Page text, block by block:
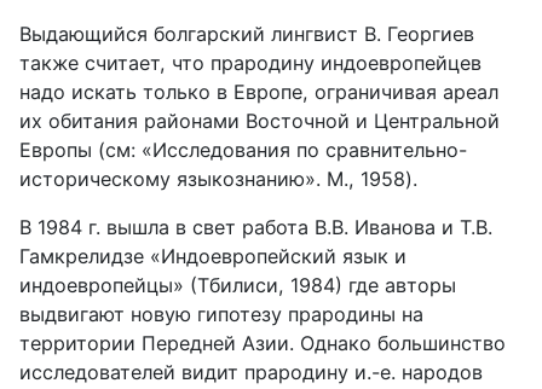
Выдающийся болгарский лингвист В. Георгиев
также считает, что прародину индоевропейцев
надо искать только в Европе, ограничивая ареал
их обитания районами Восточной и Центральной
Европы (см: «Исследования по сравнительно-
историческому языкознанию». M., 1958).
В 1984 г. вышла в свет работа В.В. Иванова и Т.В.
Гамкрелидзе «Индоевропейский язык и
индоевропейцы» (Тбилиси, 1984) где авторы
выдвигают новую гипотезу прародины на
территории Передней Азии. Однако большинство
исследователей видит прародину и.-е. народов